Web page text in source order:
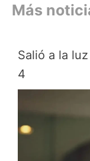
Más
Salió a la
4